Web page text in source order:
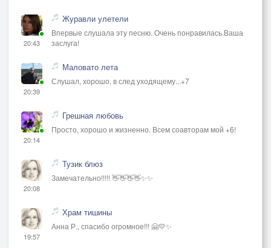
20:43
Журавли улетели
Впервые слушала эту песню. Очень понравилась.Ваша
заслуга!
20:39
Маловато лета
Слушал, хорошо, в след уходящему...+7
20:14
Грешная любовь
Просто, хорошо и жизненно. Всем соавторам мой +6!
20:08
Тузик блюз
Замечательно!!!!! 👋👋👋👋✨✨
19:57
Храм тишины
Анна Р., спасибо огромное!!! 🤗💛✨